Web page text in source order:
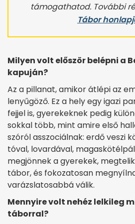
támogathatod. További
Tábor
Milyen volt először belépni a
kapuján?
Az a pillanat, amikor átlépi az
lenyűgöző. Ez a hely egy igazi
fejjel is, gyerekeknek pedig
sokkal több, mint amire első
szóról asszociálnak: erdő veszi
tóval, lovardával,
megjönnek a gyerekek,
tábor, és fokozatosan
varázslatosabbá válik.
Mennyire volt nehéz lelkileg
táborral?